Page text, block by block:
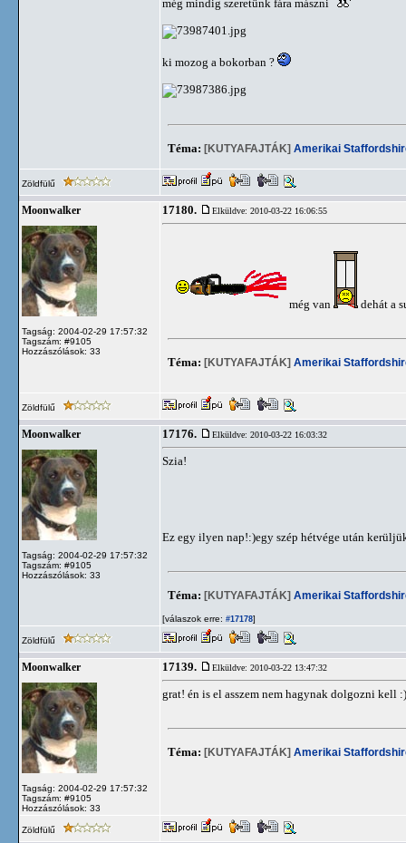
még mindig szeretünk fára mászni
ki mozog a bokorban ?
Téma: [KUTYAFAJTÁK] Amerikai
Zöldfülű
Moonwalker
Tagság: 2004-02-29 17:57:32
Tagszám: #9105
Hozzászólások: 33
17180. Elküldve: 2010-03-22 16:06:55
még van dehát a
Téma: [KUTYAFAJTÁK] Amerikai
Zöldfülű
Moonwalker
Tagság: 2004-02-29 17:57:32
Tagszám: #9105
Hozzászólások: 33
17176. Elküldve: 2010-03-22 16:03:32
Szia!
Ez egy ilyen nap!:)egy szép hétvége után
Téma: [KUTYAFAJTÁK] Amerikai
[válaszok erre: #17178]
Zöldfülű
Moonwalker
Tagság: 2004-02-29 17:57:32
Tagszám: #9105
Hozzászólások: 33
17139. Elküldve: 2010-03-22 13:47:32
grat! én is el asszem nem hagynak dolgozni kell :)
Téma: [KUTYAFAJTÁK] Amerikai
Zöldfülű